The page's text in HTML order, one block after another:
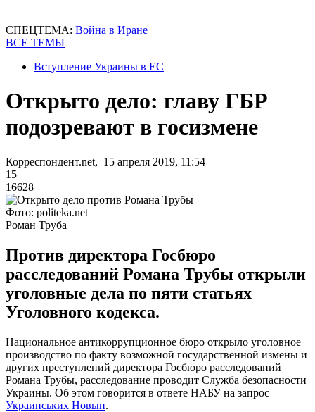
СПЕЦТЕМА: Война в Иране
ВСЕ ТЕМЫ
Вступление Украины в ЕС
Открыто дело: главу ГБР
подозревают в госизмене
Корреспондент.net, 15 апреля 2019, 11:54
15
16628
Фото: politeka.net
Роман Труба
Против директора Госбюро
расследований Романа Трубы открыли
уголовные дела по пяти статьях
Уголовного кодекса.
Национальное антикоррупционное бюро открыло уголовное
производство по факту возможной государственной измены и
других преступлений директора Госбюро расследований
Романа Трубы, расследование проводит Служба безопасности
Украины. Об этом говорится в ответе НАБУ на запрос
Украинських Новын.